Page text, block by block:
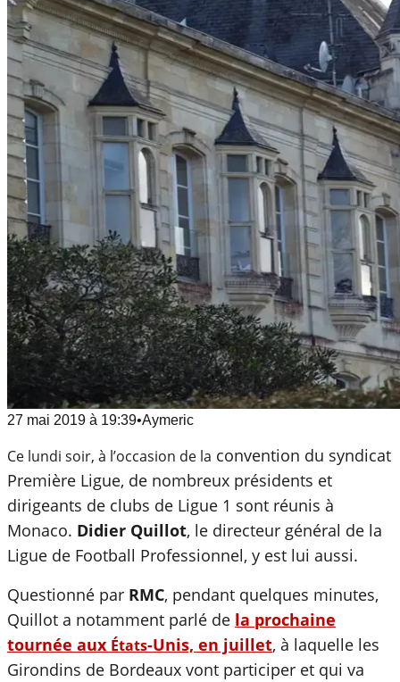
27 mai 2019 à 19:39•Aymeric
Ce lundi soir, à l’occasion de la convention du syndicat
Première Ligue, de nombreux présidents et
dirigeants de clubs de Ligue 1 sont réunis à
Monaco. Didier Quillot, le directeur général de la
Ligue de Football Professionnel, y est lui aussi.
Questionné par RMC, pendant quelques minutes,
Quillot a notamment parlé de la prochaine
tournée aux États-Unis, en juillet, à laquelle les
Girondins de Bordeaux vont participer et qui va